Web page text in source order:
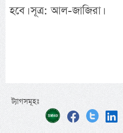
হবে। সূত্র: আল-জাজিরা।
ট্যাগসমূহঃ